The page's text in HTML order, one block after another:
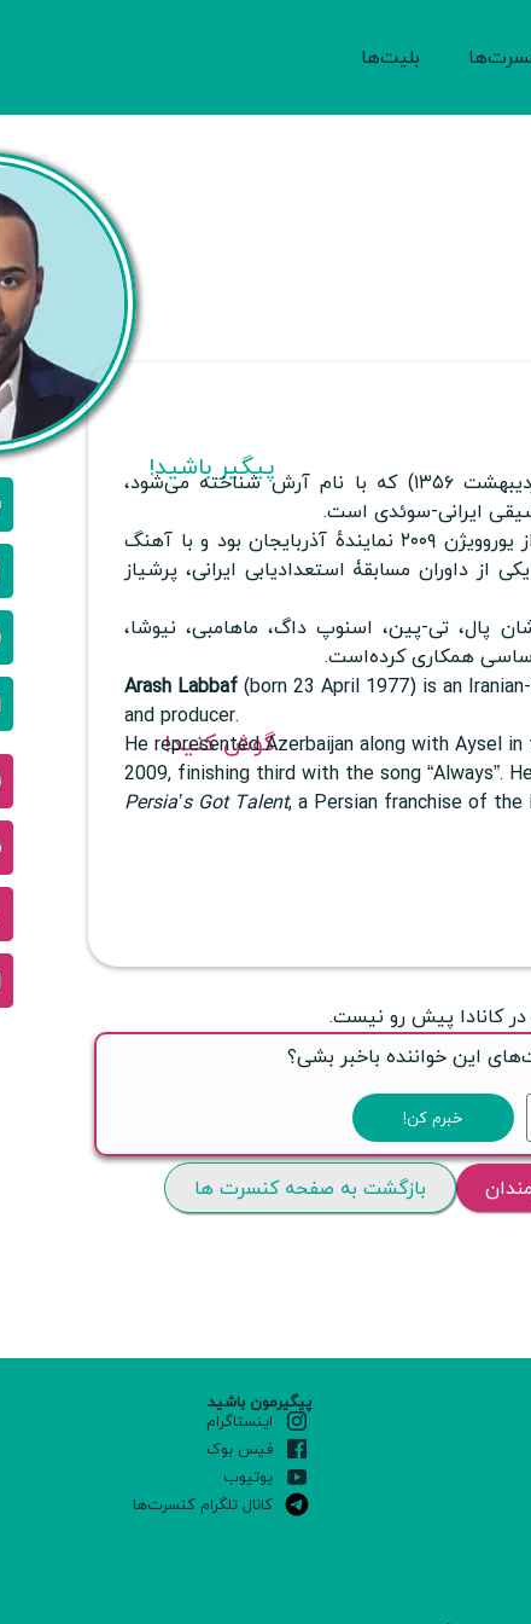
بلیت‌ها
پیگیر باشید!
گوش کنید!
(زادهٔ ۳ اردیبهشت ۱۳۵۶) که با نام آرش شناخته می‌شود،
ایرانی-سوئدی است.
او به همراه آیسل در مسابقه آواز یوروویژن ۲۰۰۹ نمایندهٔ آذربایجان بود و با آهنگ
داوران مسابقۀ استعدادیابی ایرانی، پرشیاز
پال، تی-پین، اسنوپ داگ، ماهامبی، نیوشا،
ساسی همکاری کرده‌است.
Arash Labbaf(born 23 April 1977) is an
and producer.
He represented Azerbaijan along with Aysel
2009, finishing third with the song “Always”.
Persia’s Got Talent, a Persian franchise of
کانادا پیش رو نیست.
این خواننده باخبر بشی؟
خبرم کن!
بازگشت به صفحه کنسرت ها
پیگیرمون باشید
اینستاگرام
فیس بوک
یوتیوب
کانال تلگرام کنسرت‌ها